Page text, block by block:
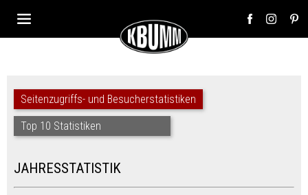
Seitenzugriffs- und Besucherstatistiken
Top 10 Statistiken
JAHRESSTATISTIK